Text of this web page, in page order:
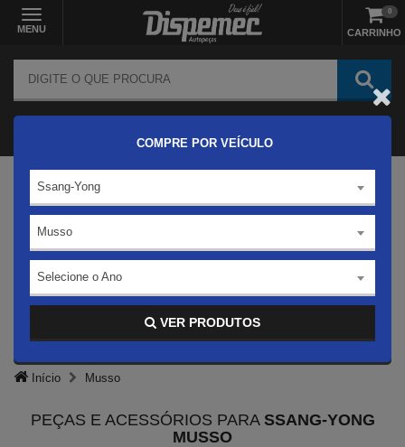
MENU CARRINHO
0
COMPRE POR VEÍCULO
Ssang-Yong
Musso
Selecione o Ano
VER PRODUTOS
Início Musso
PEÇAS E ACESSÓRIOS PARA SSANG-YONG
MUSSO